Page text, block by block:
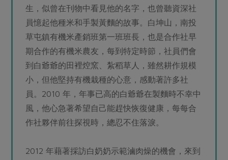
生，似曾在刊物中看見他的名字，也曾聽資深社
員憶起他種米和手製黃麵的故事。白坤山，南投
草屯鎮有機米產銷班第一班班長，也是合作社早
期合作的有機米農友，每到特定時節，社員們會
到白爺爺的田裡焢窯、紮稻草人，雖然耕作規模
小，但他堅持有機栽種的心意，感動著許多社
員。2010 年，年事已高的白爺爺在製麵時不幸中
風，他心急著希望自己能趕快恢復健康，每每合
作社夥伴前往探視時，總忍不住落淚。
2012 年藉著採訪白奶奶示範滷肉燥的機會，來到